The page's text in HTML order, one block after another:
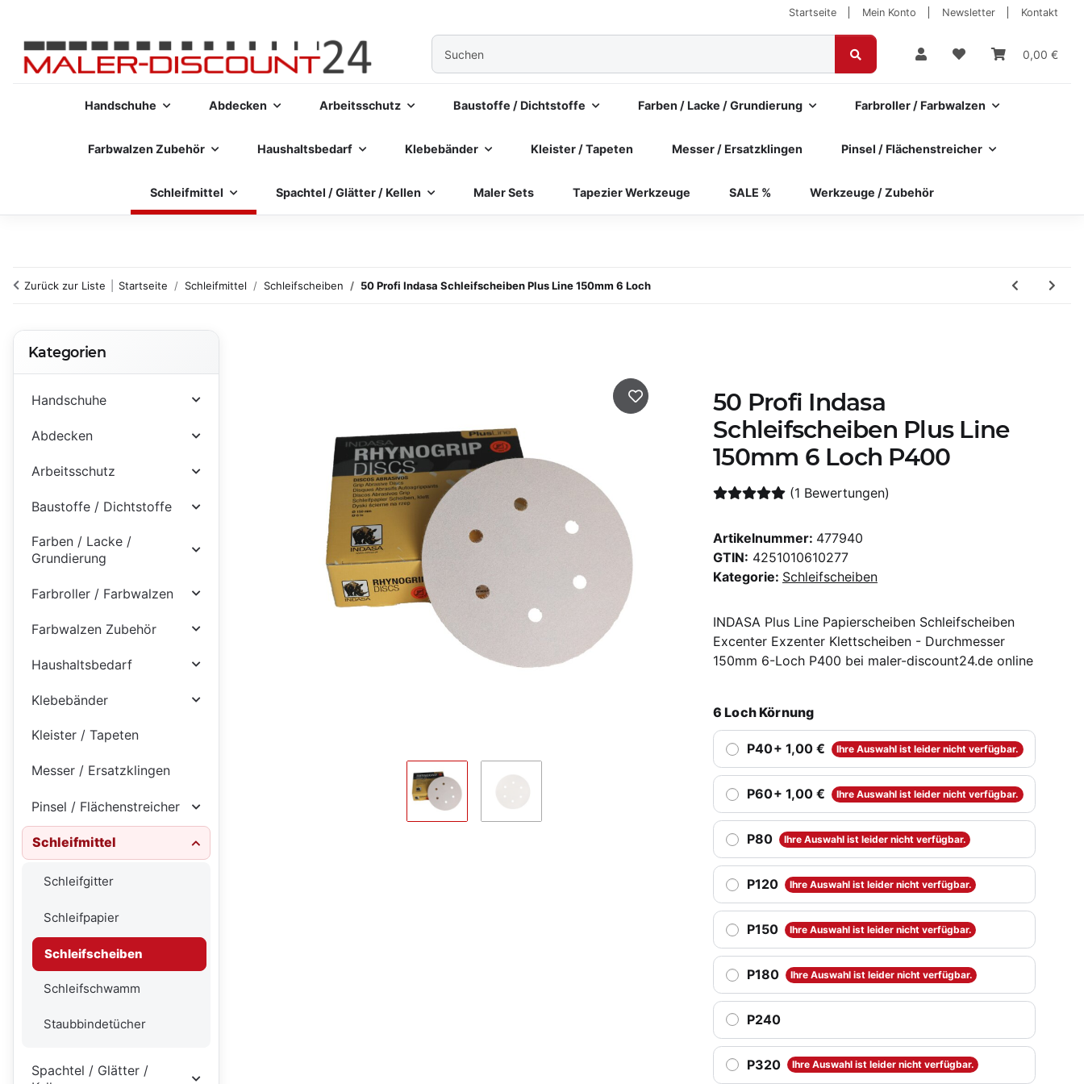
Startseite Mein Konto Newsletter Kontakt
0,00 €
Handschuhe Abdecken Arbeitsschutz Baustoffe / Dichtstoffe Farben / Lacke / Grundierung Farbroller / Farbwalzen
Farbwalzen Zubehör Haushaltsbedarf Klebebänder Kleister / Tapeten Messer / Ersatzklingen Pinsel / Flächenstreicher
Schleifmittel Spachtel / Glätter / Kellen Maler Sets Tapezier Werkzeuge SALE % Werkzeuge / Zubehör
Zurück zur Liste Startseite Schleifmittel Schleifscheiben 50 Profi Indasa Schleifscheiben Plus Line 150mm 6 Loch
50 Profi Indasa
Schleifscheiben Plus Line
150mm 6 Loch P400
(1 Bewertungen)
Artikelnummer: 477940
GTIN: 4251010610277
Kategorie: Schleifscheiben
INDASA Plus Line Papierscheiben Schleifscheiben
Excenter Exzenter Klettscheiben - Durchmesser
150mm 6-Loch P400 bei maler-discount24.de online
6 Loch Körnung
P40+ 1,00 € Ihre Auswahl ist leider nicht verfügbar.
P60+ 1,00 € Ihre Auswahl ist leider nicht verfügbar.
P80 Ihre Auswahl ist leider nicht verfügbar.
P120 Ihre Auswahl ist leider nicht verfügbar.
P150 Ihre Auswahl ist leider nicht verfügbar.
P180 Ihre Auswahl ist leider nicht verfügbar.
P240
P320 Ihre Auswahl ist leider nicht verfügbar.
Kategorien
Handschuhe
Abdecken
Arbeitsschutz
Baustoffe / Dichtstoffe
Farben / Lacke /
Grundierung
Farbroller / Farbwalzen
Farbwalzen Zubehör
Haushaltsbedarf
Klebebänder
Kleister / Tapeten
Messer / Ersatzklingen
Pinsel / Flächenstreicher
Schleifmittel
Schleifgitter
Schleifpapier
Schleifscheiben
Schleifschwamm
Staubbindetücher
Spachtel / Glätter /